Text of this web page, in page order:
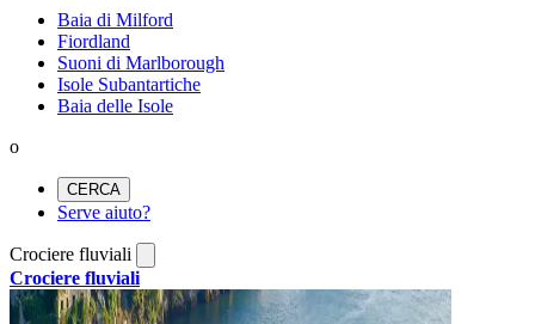
Baia di Milford
Fiordland
Suoni di Marlborough
Isole Subantartiche
Baia delle Isole
o
CERCA
Serve aiuto?
Crociere fluviali
Crociere fluviali